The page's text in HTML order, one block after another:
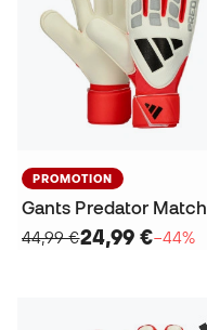
PROMOTION
Gants Predator Match
44,99 €24,99 €−44%